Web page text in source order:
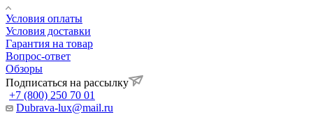
Условия оплаты
Условия доставки
Гарантия на товар
Вопрос-ответ
Обзоры
Подписаться на рассылку
+7 (800) 250 70 01
Dubrava-lux@mail.ru